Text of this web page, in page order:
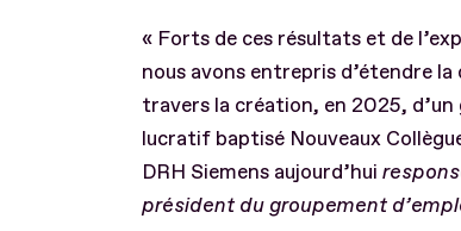
« Forts de ces résultats et de
nous avons entrepris d’étendre
travers la création, en 2025,
lucratif baptisé Nouveaux
DRH Siemens aujourd’hui
président du groupement